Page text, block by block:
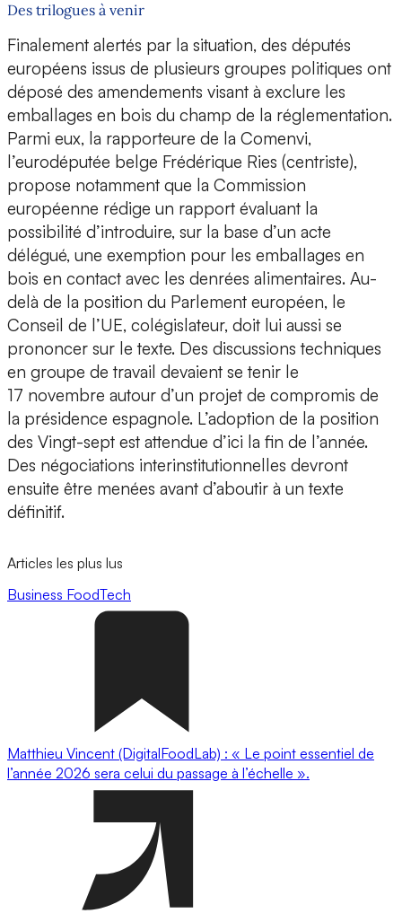
Des trilogues à venir
Finalement alertés par la situation, des députés
européens issus de plusieurs groupes politiques ont
déposé des amendements visant à exclure les
emballages en bois du champ de la réglementation.
Parmi eux, la rapporteure de la Comenvi,
l’eurodéputée belge Frédérique Ries (centriste),
propose notamment que la Commission
européenne rédige un rapport évaluant la
possibilité d’introduire, sur la base d’un acte
délégué, une exemption pour les emballages en
bois en contact avec les denrées alimentaires. Au-
delà de la position du Parlement européen, le
Conseil de l’UE, colégislateur, doit lui aussi se
prononcer sur le texte. Des discussions techniques
en groupe de travail devaient se tenir le
17 novembre autour d’un projet de compromis de
la présidence espagnole. L’adoption de la position
des Vingt-sept est attendue d’ici la fin de l’année.
Des négociations interinstitutionnelles devront
ensuite être menées avant d’aboutir à un texte
définitif.
Articles les plus lus
Business FoodTech
Matthieu Vincent (DigitalFoodLab) : « Le point essentiel de
l’année 2026 sera celui du passage à l’échelle ».